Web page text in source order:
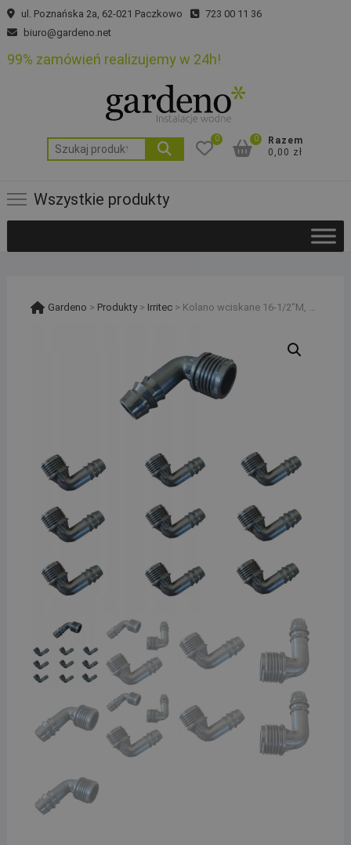
Skip
to
ul. Poznańska 2a, 62-021 Paczkowo
723 00 11 36
biuro@gardeno.net
99% zamówień realizujemy w 24h!
Szukaj:
0
Razem
0,00 zł
0
Wszystkie produkty
Gardeno > Produkty> Irritec> Kolano wciskane 16-1/2“M, 10 sztuk